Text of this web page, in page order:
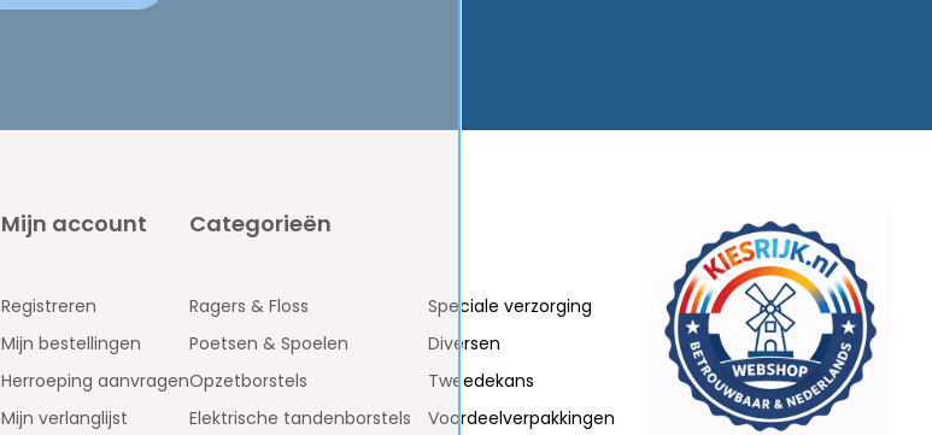
Mijn account
Registreren
Mijn bestellingen
Herroeping aanvragen
Mijn verlanglijst
Categorieën
Ragers & Floss
Poetsen & Spoelen
Opzetborstels
Elektrische tandenborstels
Speciale verzorging
Diversen
Tweedekans
Voordeelverpakkingen